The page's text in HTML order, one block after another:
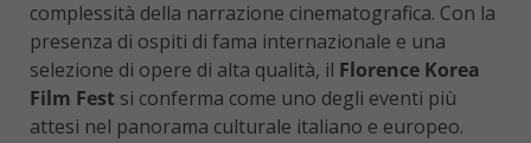
complessità della narrazione cinematografica. Con la
presenza di ospiti di fama internazionale e una
selezione di opere di alta qualità, il Florence Korea
Film Fest si conferma come uno degli eventi più
attesi nel panorama culturale italiano e europeo.